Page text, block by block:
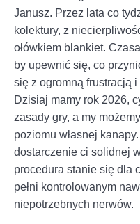
Janusz. Przez lata co
kolektury, z
ołówkiem blankiet.
by upewnić się, co
się z ogromną frustracją
Dzisiaj mamy rok 2026,
zasady gry, a my
poziomu własnej
dostarczenie ci solidnej
procedura stanie się dla
pełni kontrolowanym
niepotrzebnych nerwów.